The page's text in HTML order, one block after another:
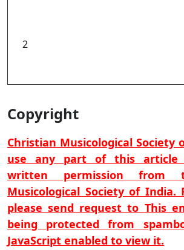
2
Copyright
Christian Musicological Society
use any part of this article
written permission from
Musicological Society of India.
please send request to This
being protected from
JavaScript enabled to view it.